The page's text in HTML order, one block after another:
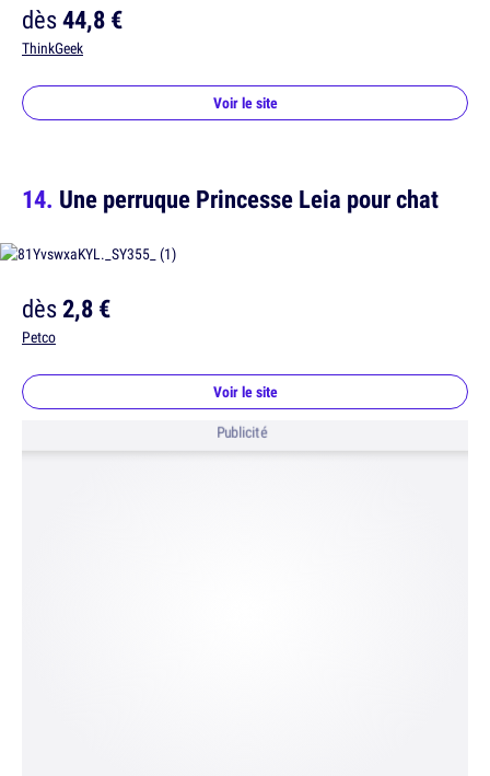
dès44,8 €
ThinkGeek
Voir le site
Une perruque Princesse Leia pour chat
dès2,8 €
Petco
Voir le site
Publicité